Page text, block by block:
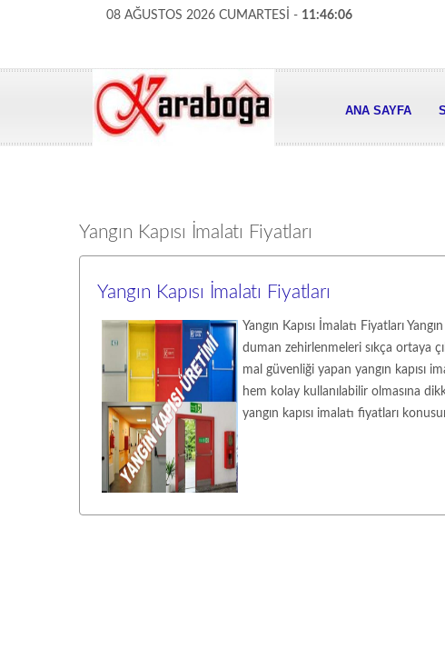
08 AĞUSTOS 2026 CUMARTESİ - 11:46:07
ANA SAYFA
Yangın Kapısı İmalatı Fiyatları
Yangın Kapısı İmalatı Fiyatları
Yangın Kapısı İmalatı Fiyatları
duman zehirlenmeleri sıkça ortaya
mal güvenliği yapan yangın kapısı
hem kolay kullanılabilir olmasına
yangın kapısı imalatı fiyatları